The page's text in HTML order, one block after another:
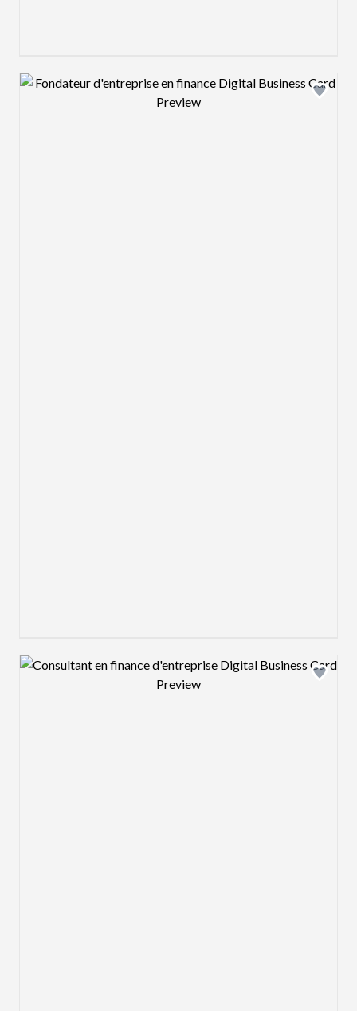
Design preview image
Design preview image